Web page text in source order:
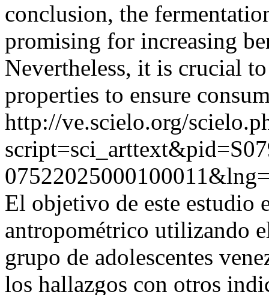
conclusion, the
promising for increasing
Nevertheless, it is crucial
properties to ensure
http://ve.scielo.org/
El objetivo de este estudio
antropométrico utilizando
grupo de adolescentes
los hallazgos con otros